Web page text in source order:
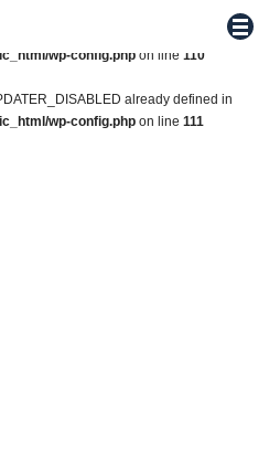
already defined in
wp-config.php on line 110
already defined in
wp-config.php on line 111
メニ